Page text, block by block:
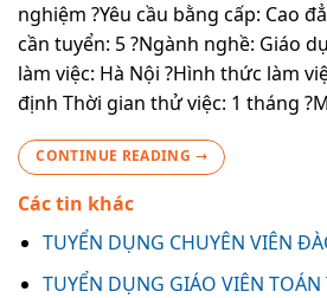
nghiệm ?Yêu cầu bằng cấp: Cao
cần tuyển: 5 ?Ngành nghề: Giáo
làm việc: Hà Nội ?Hình thức làm
định Thời gian thử việc: 1 tháng
CONTINUE READING →
Các tin khác
TUYỂN DỤNG CHUYÊN VIÊN
TUYỂN DỤNG GIÁO VIÊN